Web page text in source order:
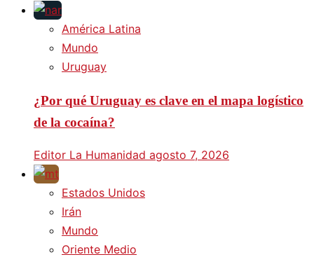
América Latina
Mundo
Uruguay
¿Por qué Uruguay es clave en el mapa logístico
de la cocaína?
Editor La Humanidad agosto 7, 2026
Estados Unidos
Irán
Mundo
Oriente Medio